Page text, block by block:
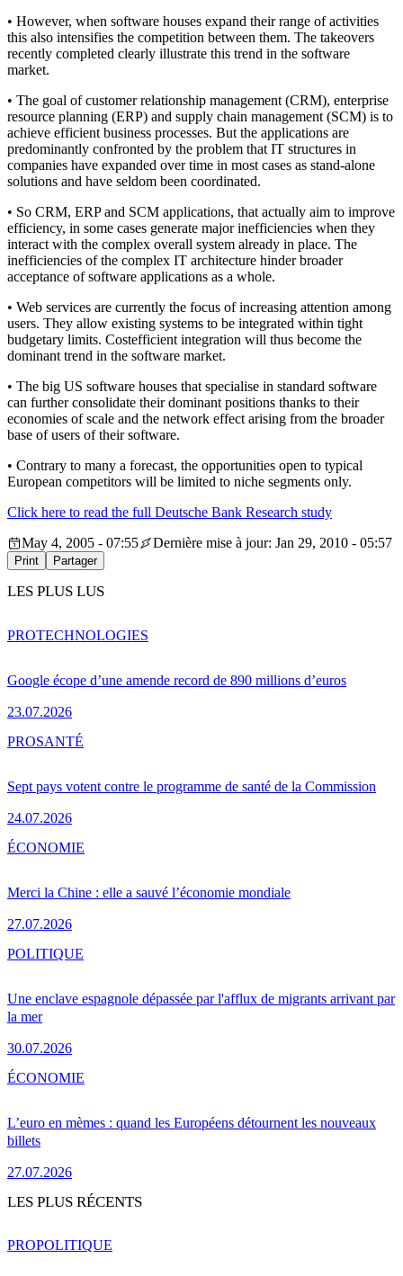
• However, when software houses expand their range of activities
this also intensifies the competition between them. The takeovers
recently completed clearly illustrate this trend in the software
market.
• The goal of customer relationship management (CRM), enterprise
resource planning (ERP) and supply chain management (SCM) is to
achieve efficient business processes. But the applications are
predominantly confronted by the problem that IT structures in
companies have expanded over time in most cases as stand-alone
solutions and have seldom been coordinated.
• So CRM, ERP and SCM applications, that actually aim to improve
efficiency, in some cases generate major inefficiencies when they
interact with the complex overall system already in place. The
inefficiencies of the complex IT architecture hinder broader
acceptance of software applications as a whole.
• Web services are currently the focus of increasing attention among
users. They allow existing systems to be integrated within tight
budgetary limits. Costefficient integration will thus become the
dominant trend in the software market.
• The big US software houses that specialise in standard software
can further consolidate their dominant positions thanks to their
economies of scale and the network effect arising from the broader
base of users of their software.
• Contrary to many a forecast, the opportunities open to typical
European competitors will be limited to niche segments only.
Click here to read the full Deutsche Bank Research study
May 4, 2005 - 07:55
Dernière mise à jour: Jan 29, 2010 - 05:57
Print Partager
LES PLUS LUS
Google écope d’une amende record de 890 millions d’euros
23.07.2026
PROTECHNOLOGIES
Sept pays votent contre le programme de santé de la Commission
24.07.2026
PROSANTÉ
Merci la Chine : elle a sauvé l’économie mondiale
27.07.2026
ÉCONOMIE
Une enclave espagnole dépassée par l'afflux de migrants arrivant par
la mer
30.07.2026
POLITIQUE
L’euro en mèmes : quand les Européens détournent les nouveaux
billets
27.07.2026
ÉCONOMIE
LES PLUS RÉCENTS
PROPOLITIQUE